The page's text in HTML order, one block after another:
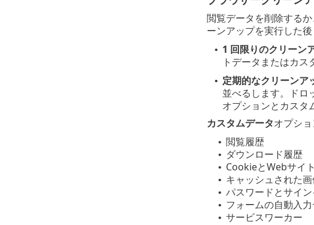
閲覧データを削除する
ーンアップを実行した
• 1 回限りのクリーン
トデータまたはカス
• 定期的なクリーンア
並べるします。ドロ
オプションとカスタ
カスタムデータオプシ
• 閲覧履歴
• ダウンロード履歴
• CookieとWebサイ
• キャッシュされた
• パスワードとサイ
• フォームの自動入力
• サービスワーカー